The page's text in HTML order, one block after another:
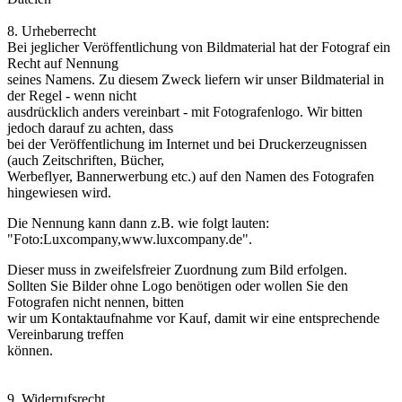
8. Urheberrecht
Bei jeglicher Veröffentlichung von Bildmaterial hat der Fotograf ein
Recht auf Nennung
seines Namens. Zu diesem Zweck liefern wir unser Bildmaterial in
der Regel - wenn nicht
ausdrücklich anders vereinbart - mit Fotografenlogo. Wir bitten
jedoch darauf zu achten, dass
bei der Veröffentlichung im Internet und bei Druckerzeugnissen
(auch Zeitschriften, Bücher,
Werbeflyer, Bannerwerbung etc.) auf den Namen des Fotografen
hingewiesen wird.
Die Nennung kann dann z.B. wie folgt lauten:
"Foto:Luxcompany,www.luxcompany.de".
Dieser muss in zweifelsfreier Zuordnung zum Bild erfolgen.
Sollten Sie Bilder ohne Logo benötigen oder wollen Sie den
Fotografen nicht nennen, bitten
wir um Kontaktaufnahme vor Kauf, damit wir eine entsprechende
Vereinbarung treffen
können.
9. Widerrufsrecht